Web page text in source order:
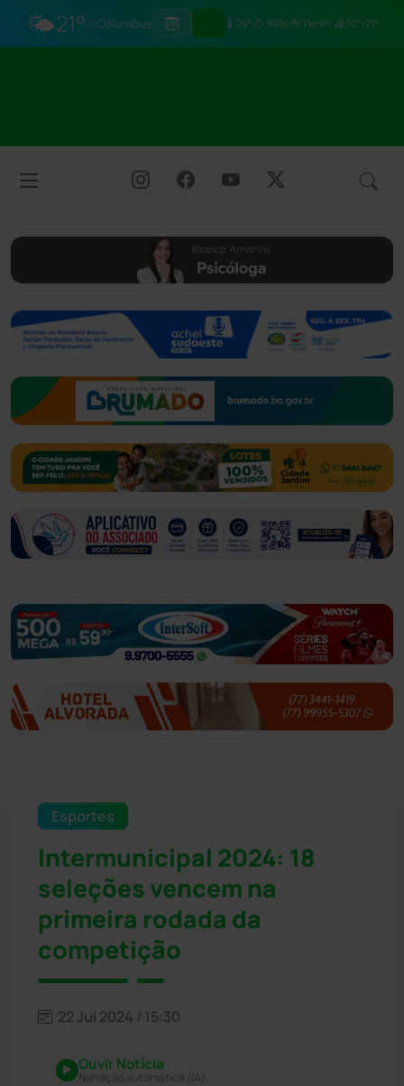
🌤️21° Columbus 24° 90% 7km/h 30°/21°
Esportes
Intermunicipal 2024: 18
seleções vencem na
primeira rodada da
competição
22 Jul 2024 / 15:30
Ouvir Notícia
Narração automática (IA)